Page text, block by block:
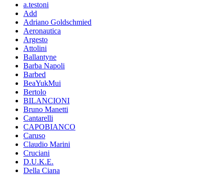
a.testoni
Add
Adriano Goldschmied
Aeronautica
Argesto
Attolini
Ballantyne
Barba Napoli
Barbed
BeaYukMui
Bertolo
BILANCIONI
Bruno Manetti
Cantarelli
CAPOBIANCO
Caruso
Claudio Marini
Cruciani
D.U.K.E.
Della Ciana